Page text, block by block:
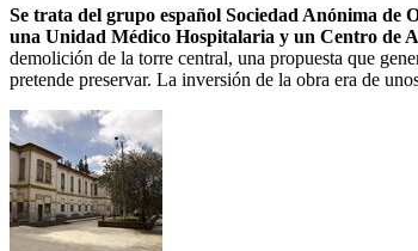
Se trata del grupo español Sociedad Anónima de
una Unidad Médico Hospitalaria y un Centro de
demolición de la torre central, una propuesta que
pretende preservar. La inversión de la obra era de